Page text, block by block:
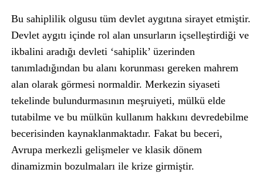
Bu sahiplilik olgusu tüm devlet aygıtına sirayet etmiştir.
Devlet aygıtı içinde rol alan unsurların içselleştirdiği ve
ikbalini aradığı devleti ‘sahiplik’ üzerinden
tanımladığından bu alanı korunması gereken mahrem
alan olarak görmesi normaldir. Merkezin siyaseti
tekelinde bulundurmasının meşruiyeti, mülkü elde
tutabilme ve bu mülkün kullanım hakkını devredebilme
becerisinden kaynaklanmaktadır. Fakat bu beceri,
Avrupa merkezli gelişmeler ve klasik dönem
dinamizmin bozulmaları ile krize girmiştir.